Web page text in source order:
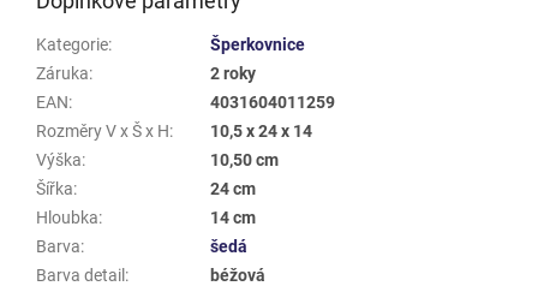
Kategorie:
Šperkovnice
Záruka:
2 roky
EAN:
4031604011259
Rozměry V x Š x H:
10,5 x 24 x 14
Výška:
10,50 cm
Šířka:
24 cm
Hloubka:
14 cm
Barva:
šedá
Barva detail:
béžová